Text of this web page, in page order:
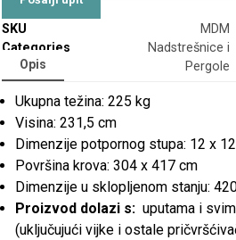
SKU
MDM
Categories
Nadstrešnice i
Pergole
Opis
Ukupna težina: 225 kg
Visina: 231,5 cm
Dimenzije potpornog stupa: 12 x
Površina krova: 304 x 417 cm
Dimenzije u sklopljenom stanju:
Proizvod dolazi s: uputama i
(uključujući vijke i ostale